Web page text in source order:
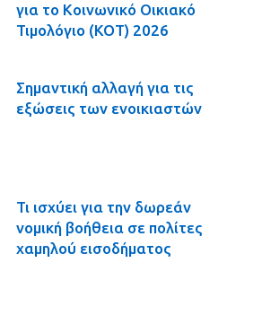
για το Κοινωνικό Οικιακό
Τιμολόγιο (ΚΟΤ) 2026
Σημαντική αλλαγή για τις
εξώσεις των ενοικιαστών
Τι ισχύει για την δωρεάν
νομική βοήθεια σε πολίτες
χαμηλού εισοδήματος